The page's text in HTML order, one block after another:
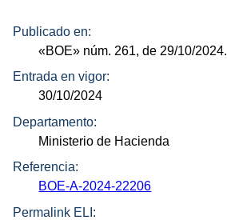
Publicado en:
«BOE» núm. 261, de 29/10/2024.
Entrada en vigor:
30/10/2024
Departamento:
Ministerio de Hacienda
Referencia:
BOE-A-2024-22206
Permalink ELI: